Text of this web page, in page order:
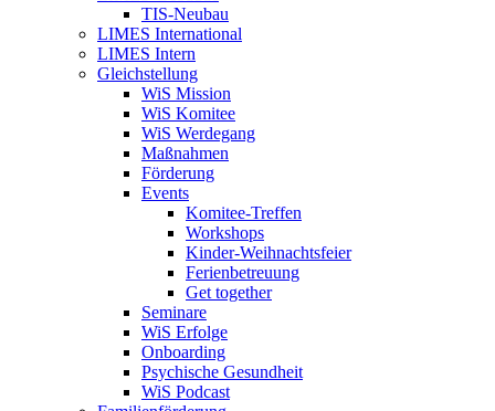
TIS-Neubau
LIMES International
LIMES Intern
Gleichstellung
WiS Mission
WiS Komitee
WiS Werdegang
Maßnahmen
Förderung
Events
Komitee-Treffen
Workshops
Kinder-Weihnachtsfeier
Ferienbetreuung
Get together
Seminare
WiS Erfolge
Onboarding
Psychische Gesundheit
WiS Podcast